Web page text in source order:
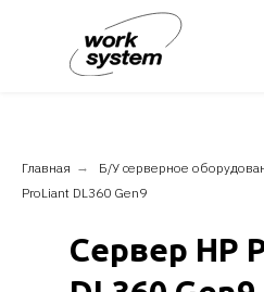
Главная → Б/У серверное
ProLiant DL360 Gen9
Сервер HP